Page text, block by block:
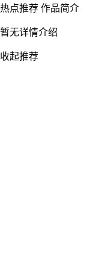
热点推荐 作品简介
暂无详情介绍
收起推荐